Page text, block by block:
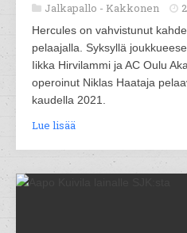
Jalkapallo - Kakkonen
Hercules on vahvistunut
pelaajalla. Syksyllä
Iikka Hirvilammi ja AC Oulu
operoinut Niklas Haataja
kaudella 2021.
Lue lisää